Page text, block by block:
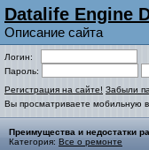
Datalife Engine
Описание сайта
Логин:
Пароль:
Регистрация на сайте! Забыли
Вы просматриваете мобильную
Преимущества и недостатки
Категория: Все о ремонте